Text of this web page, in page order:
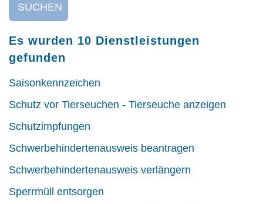
SUCHEN
Es wurden 10 Dienstleistungen
gefunden
Saisonkennzeichen
Schutz vor Tierseuchen - Tierseuche anzeigen
Schutzimpfungen
Schwerbehindertenausweis beantragen
Schwerbehindertenausweis verlängern
Sperrmüll entsorgen